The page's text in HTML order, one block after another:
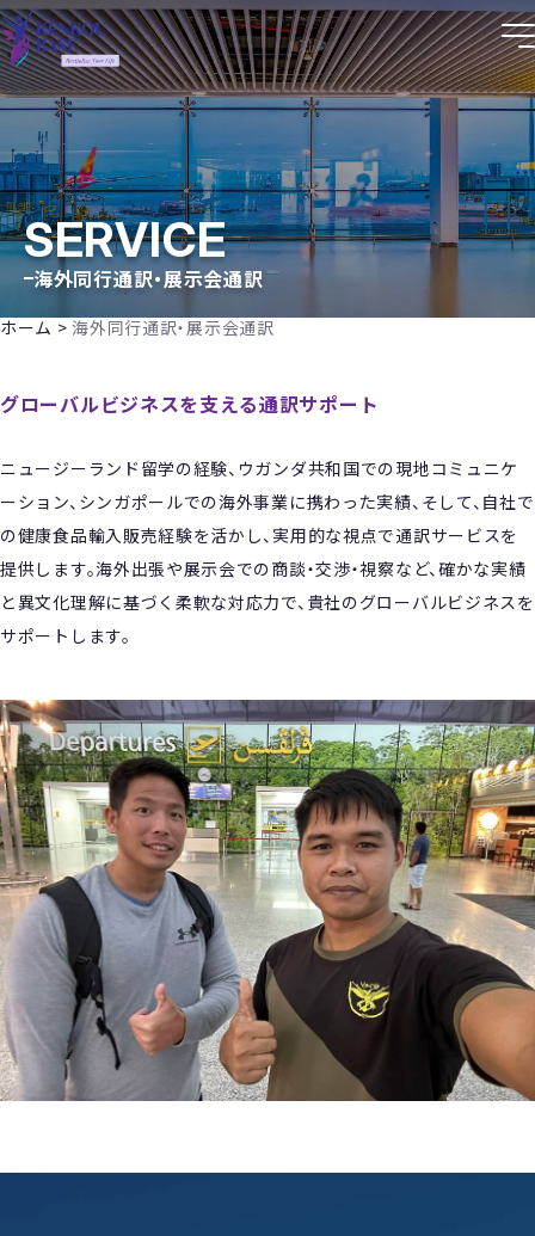
株式会社健康BASE コーポレートサイト
SERVICE
海外同行通訳・展示会通訳
ホーム >海外同行通訳・展示会通訳
グローバルビジネスを支える通訳サポート
ニュージーランド留学の経験、ウガンダ共和国での現地コミュニケ
ーション、シンガポールでの海外事業に携わった実績、そして、自社で
の健康食品輸入販売経験を活かし、実用的な視点で通訳サービスを
提供します。海外出張や展示会での商談・交渉・視察など、確かな実績
と異文化理解に基づく柔軟な対応力で、貴社のグローバルビジネスを
サポートします。